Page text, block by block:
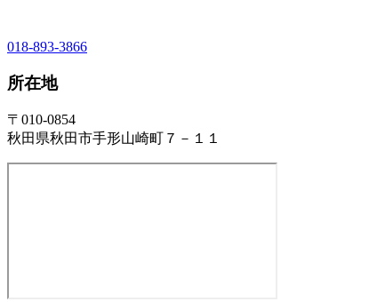
018-893-3866
所在地
〒010-0854
秋田県秋田市手形山崎町７－１１